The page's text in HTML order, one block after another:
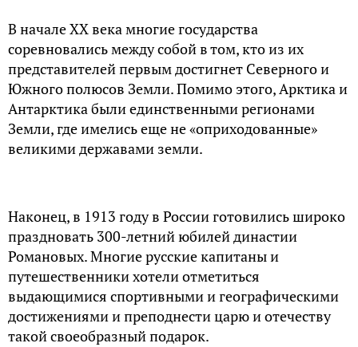
В начале ХХ века многие государства
соревновались между собой в том, кто из их
представителей первым достигнет Северного и
Южного полюсов Земли. Помимо этого, Арктика и
Антарктика были единственными регионами
Земли, где имелись еще не «оприходованные»
великими державами земли.
Наконец, в 1913 году в России готовились широко
праздновать 300-летний юбилей династии
Романовых. Многие русские капитаны и
путешественники хотели отметиться
выдающимися спортивными и географическими
достижениями и преподнести царю и отечеству
такой своеобразный подарок.